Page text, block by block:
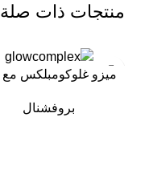
منتجات ذات صلة
ميزو غلوكومبلكس مع HA
بروفشنال